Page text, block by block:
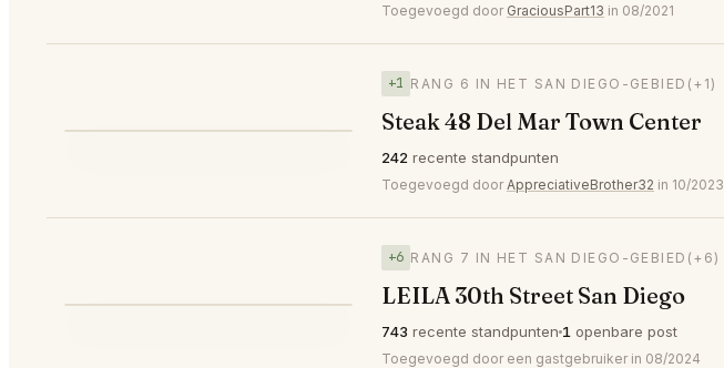
Toegevoegd door GraciousPart13 in 08/2021
+1 RANG 6 IN HET SAN DIEGO-GEBIED (+1)
Steak 48 Del Mar Town Center
242 recente standpunten
Toegevoegd door AppreciativeBrother32 in 10/2023
+6 RANG 7 IN HET SAN DIEGO-GEBIED (+6)
LEILA 30th Street San Diego
743 recente standpunten 1 openbare post
Toegevoegd door een gastgebruiker in 08/2024